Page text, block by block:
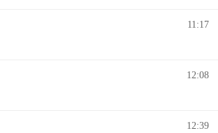
11:17
12:08
12:39